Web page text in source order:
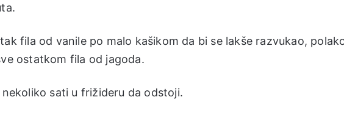
fila od vanile po malo kašikom da bi se lakše razvukao,
ostatkom fila od jagoda.
sati u frižideru da odstoji.